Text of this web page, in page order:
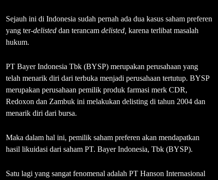
Sejauh ini di Indonesia sudah pernah ada dua kasus saham preferen
yang ter-delisted dan terancam delisted karena terlibat masalah
hukum.
PT Bayer Indonesia Tbk (BYSP) merupakan perusahaan yang
telah menarik diri dari terbuka menjadi perusahaan tertutup. BYSP
merupakan perusahaan pemilik produk farmasi merk CDR,
Redoxon dan Zambuk ini melakukan delisting di tahun 2004 dan
menarik diri dari bursa.
Maka dalam hal ini, pemilik saham preferen akan mendapatkan
hasil likuidasi dari saham PT. Bayer Indonesia, Tbk (BYSP).
Satu lagi yang sangat fenomenal adalah PT Hanson Internasional